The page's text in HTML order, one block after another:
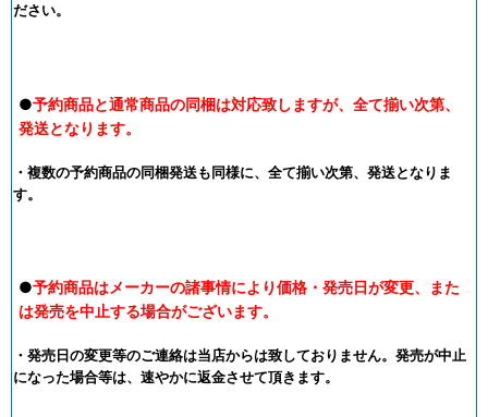
ださい。
●予約商品と通常商品の同梱は対応致しますが、全て揃い次第、
発送となります。
・複数の予約商品の同梱発送も同様に、全て揃い次第、発送となりま
す。
●予約商品はメーカーの諸事情により価格・発売日が変更、また
は発売を中止する場合がございます。
・発売日の変更等のご連絡は当店からは致しておりません。発売が中止
になった場合等は、速やかに返金させて頂きます。